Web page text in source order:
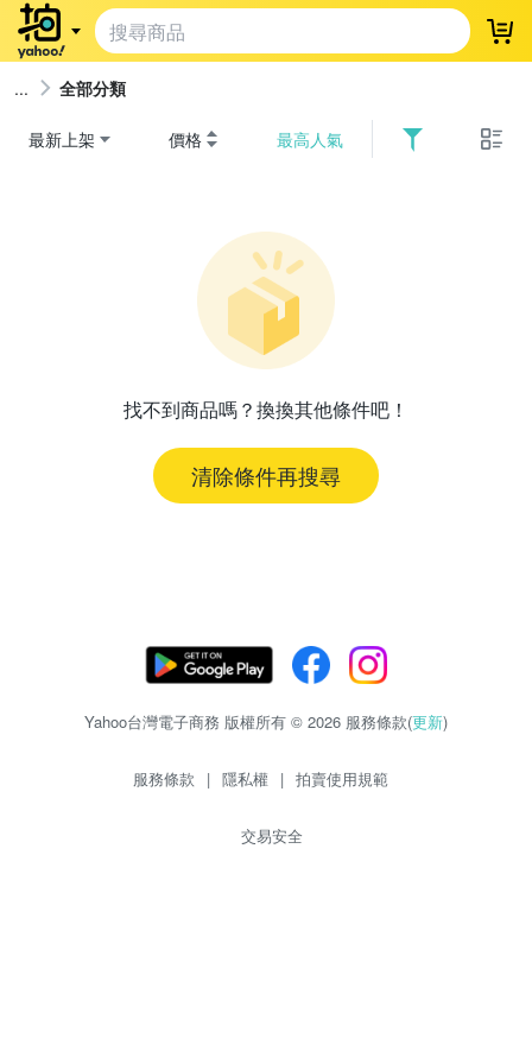
登
全部分類
最新上架 價格 最高人氣
找不到商品嗎？換換其他條件吧！
清除條件再搜尋
Yahoo台灣電子商務 版權所有 © 2026 服務條款(更新)
服務條款 | 隱私權 | 拍賣使用規範
交易安全